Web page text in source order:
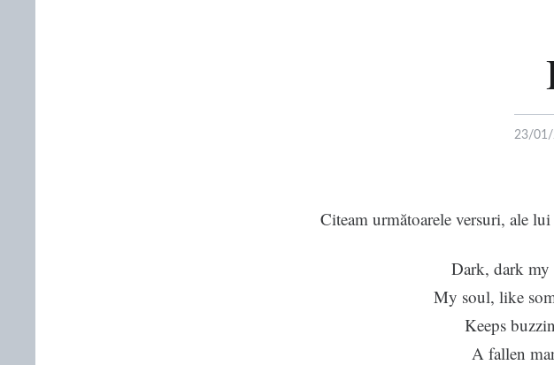
23/01/
Citeam următoarele versuri, ale lui
Dark, dark my
My soul, like
Keeps
A fallen